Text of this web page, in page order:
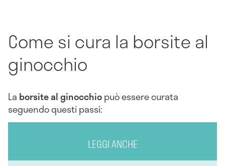
Come si cura la borsite al
ginocchio
La borsite al ginocchiopuò essere curata
seguendo questi passi:
LEGGI ANCHE